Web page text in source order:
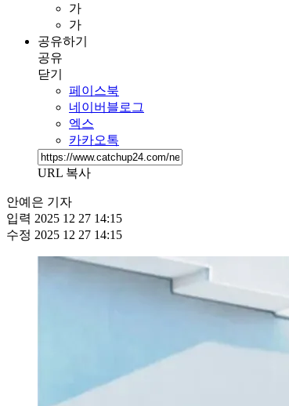
가
가
공유하기
공유
닫기
페이스북
네이버블로그
엑스
카카오톡
URL 복사
안예은 기자
입력 2025 12 27 14:15
수정 2025 12 27 14:15